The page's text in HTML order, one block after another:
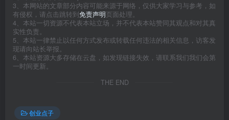
3、本网站的文章部分内容可能来源于网络，仅供大家学习与参考，如
有侵权，请点击跳转到免责声明页面处理。
4、本站一切资源不代表本站立场，并不代表本站赞同其观点和对其真
实性负责。
5、本站一律禁止以任何方式发布或转载任何违法的相关信息，访客发
现请向站长举报。
6、本站资源大多存储在云盘，如发现链接失效，请联系我们我们会第
一时间更新。
THE END
创业点子